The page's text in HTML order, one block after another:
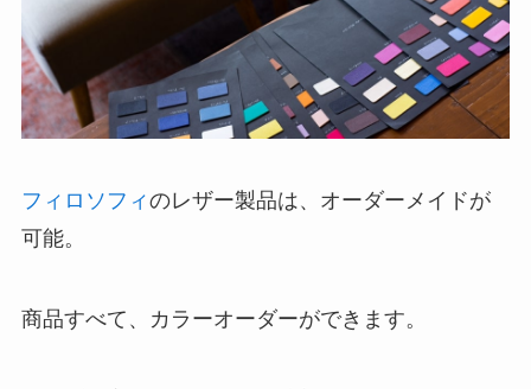
フィロソフィのレザー製品は、オーダーメイドが
可能。
商品すべて、カラーオーダーができます。